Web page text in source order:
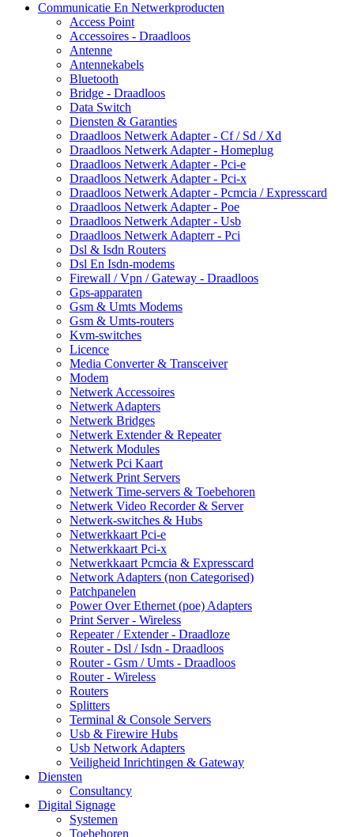
Communicatie En Netwerkproducten
Access Point
Accessoires - Draadloos
Antenne
Antennekabels
Bluetooth
Bridge - Draadloos
Data Switch
Diensten & Garanties
Draadloos Netwerk Adapter - Cf / Sd / Xd
Draadloos Netwerk Adapter - Homeplug
Draadloos Netwerk Adapter - Pci-e
Draadloos Netwerk Adapter - Pci-x
Draadloos Netwerk Adapter - Pcmcia / Expresscard
Draadloos Netwerk Adapter - Poe
Draadloos Netwerk Adapter - Usb
Draadloos Netwerk Adapterr - Pci
Dsl & Isdn Routers
Dsl En Isdn-modems
Firewall / Vpn / Gateway - Draadloos
Gps-apparaten
Gsm & Umts Modems
Gsm & Umts-routers
Kvm-switches
Licence
Media Converter & Transceiver
Modem
Netwerk Accessoires
Netwerk Adapters
Netwerk Bridges
Netwerk Extender & Repeater
Netwerk Modules
Netwerk Pci Kaart
Netwerk Print Servers
Netwerk Time-servers & Toebehoren
Netwerk Video Recorder & Server
Netwerk-switches & Hubs
Netwerkkaart Pci-e
Netwerkkaart Pci-x
Netwerkkaart Pcmcia & Expresscard
Network Adapters (non Categorised)
Patchpanelen
Power Over Ethernet (poe) Adapters
Print Server - Wireless
Repeater / Extender - Draadloze
Router - Dsl / Isdn - Draadloos
Router - Gsm / Umts - Draadloos
Router - Wireless
Routers
Splitters
Terminal & Console Servers
Usb & Firewire Hubs
Usb Network Adapters
Veiligheid Inrichtingen & Gateway
Diensten
Consultancy
Digital Signage
Systemen
Toebehoren